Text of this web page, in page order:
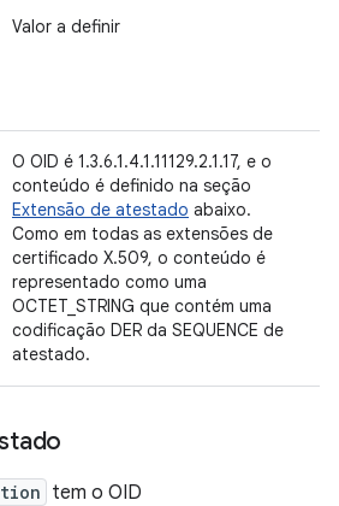
Valor a definir
O OID é 1.3.6.1.4.1.11129.2.1.17, e o
conteúdo é definido na seção
Extensão de atestado abaixo.
Como em todas as extensões de
certificado X.509, o conteúdo é
representado como uma
OCTET_STRING que contém uma
codificação DER da SEQUENCE de
atestado.
tem o OID